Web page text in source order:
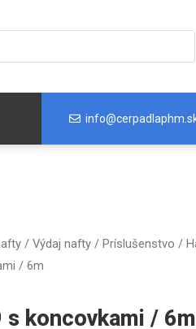
/ Výdaj nafty/ Príslušenstvo /
/ 6m
s koncovkami / 6m